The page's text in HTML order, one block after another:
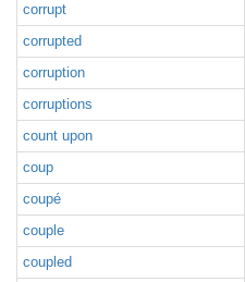
corrupt
corrupted
corruption
corruptions
count upon
coup
coupé
couple
coupled